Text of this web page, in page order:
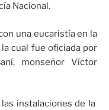
Nacional.
una eucaristía en la
cual fue oficiada por
monseñor Víctor
instalaciones de la